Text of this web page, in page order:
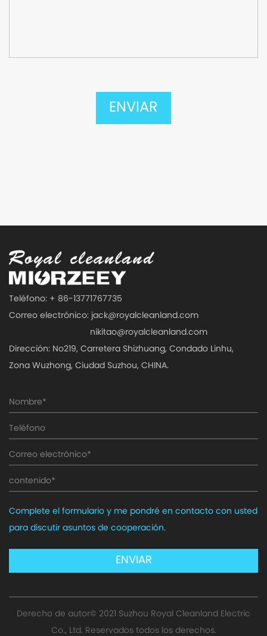
Teléfono: + 86-13771767735
Correo electrónico:jack@royalcleanland.com
nikitao@royalcleanland.com
Dirección: No219, Carretera Shizhuang, Condado Linhu,
Zona Wuzhong, Ciudad Suzhou, CHINA.
Complete el formulario y me pondré en contacto con usted
para discutir asuntos de cooperación.
Derecho de autor© 2021 Suzhou Royal Cleanland Electric
Co., Ltd. Reservados todos los derechos.